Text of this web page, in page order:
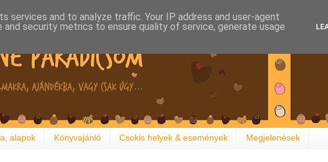
alapok Könyvajánló Csokis helyek & események Megjelenések
services and to analyze traffic. Your IP address and user-agent
security metrics to ensure quality of service, generate usage